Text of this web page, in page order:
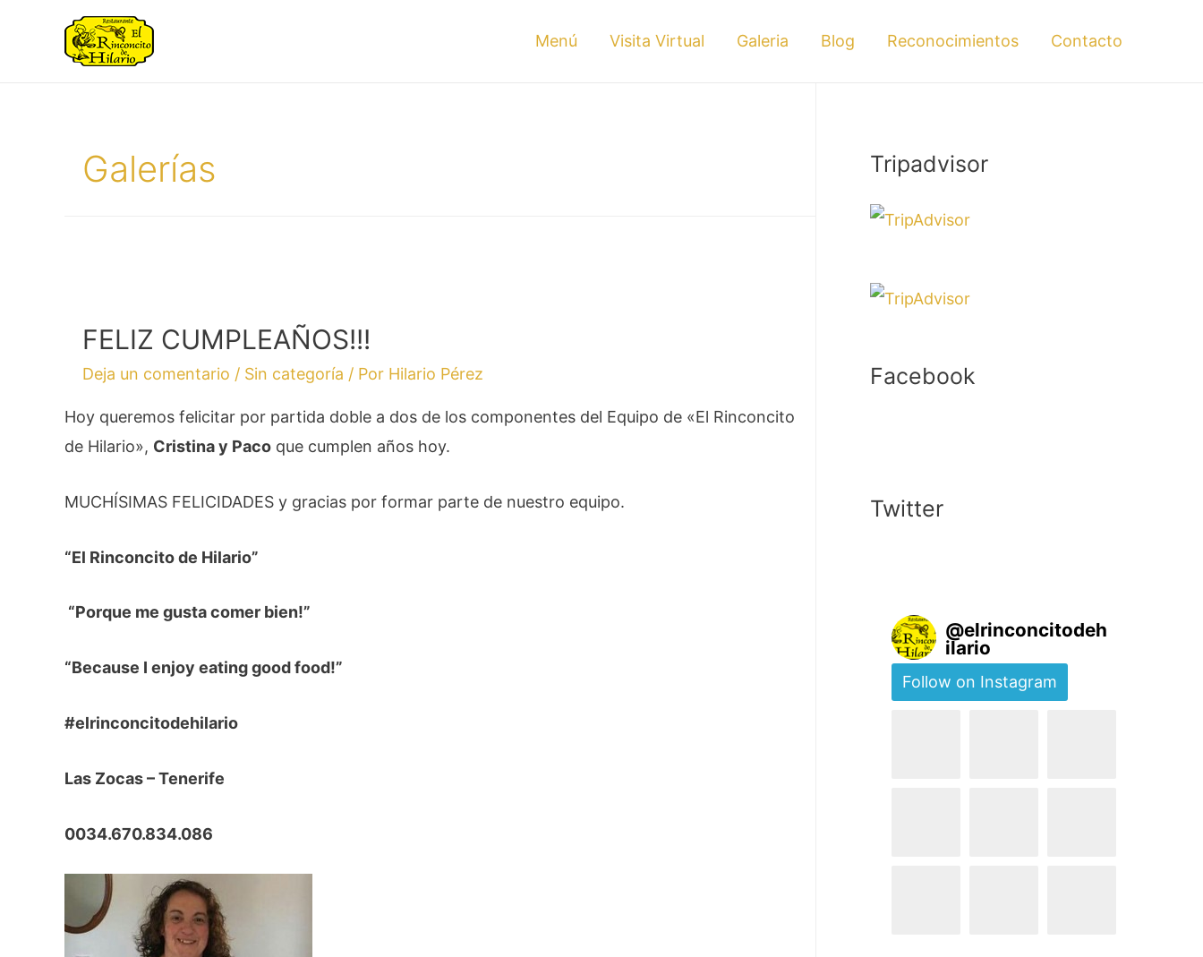
Menú Visita Virtual Galeria Blog Reconocimientos Contacto
Galerías
FELIZ CUMPLEAÑOS!!!
Deja un comentario / Sin categoría / Por Hilario Pérez
Hoy queremos felicitar por partida doble a dos de los componentes del Equipo de «El Rinconcito
de Hilario», Cristina y Paco que cumplen años hoy.
MUCHÍSIMAS FELICIDADES y gracias por formar parte de nuestro equipo.
“El Rinconcito de Hilario”
“Porque me gusta comer bien!”
“Because I enjoy eating good food!”
#elrinconcitodehilario
Las Zocas – Tenerife
0034.670.834.086
Tripadvisor
Facebook
Twitter
@elrinconcitodeh
ilario
Follow on Instagram